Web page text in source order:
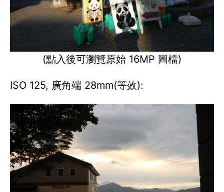
(點入後可瀏覽原始 16MP 圖檔)
ISO 125, 廣角端 28mm(等效):